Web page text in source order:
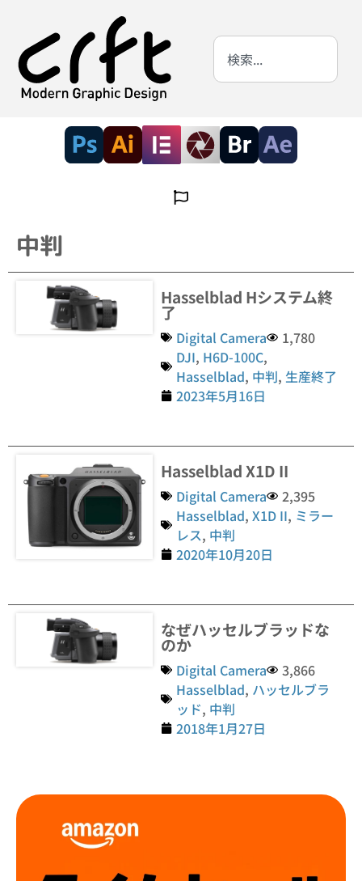
中判
Hasselblad Hシステム終
了
Digital Camera
1,780
DJI, H6D-100C,
Hasselblad, 中判, 生産終了
2023年5月16日
Hasselblad X1D II
Digital Camera
2,395
Hasselblad,X1D II, ミラー
レス, 中判
2020年10月20日
なぜハッセルブラッドな
のか
Digital Camera
3,866
Hasselblad, ハッセルブラ
ッド, 中判
2018年1月27日